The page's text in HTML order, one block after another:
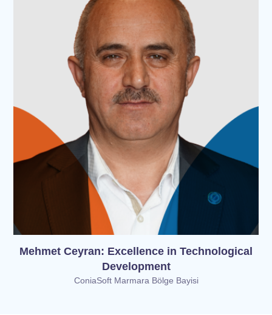
Mehmet Ceyran: Excellence in Technological
Development
ConiaSoft Marmara Bölge Bayisi